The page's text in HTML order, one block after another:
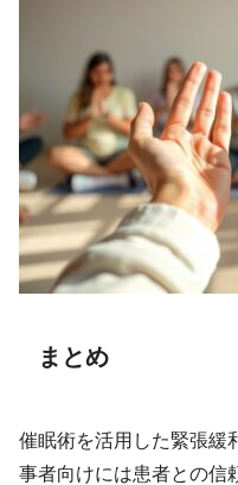
まとめ
催眠術を活用した緊張緩
事者向けには患者との信